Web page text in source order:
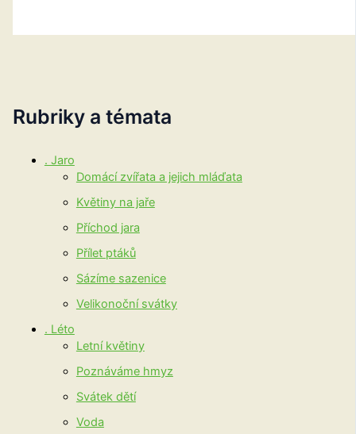
Rubriky a témata
. Jaro
Domácí zvířata a jejich mláďata
Květiny na jaře
Příchod jara
Přílet ptáků
Sázíme sazenice
Velikonoční svátky
. Léto
Letní květiny
Poznáváme hmyz
Svátek dětí
Voda